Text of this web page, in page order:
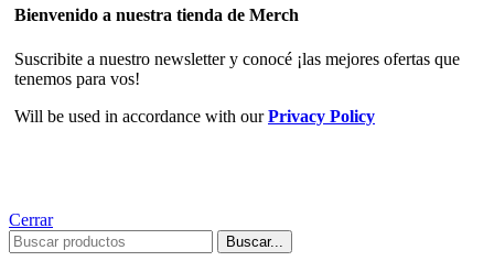
Bienvenido a nuestra tienda de Merch
Suscribite a nuestro newsletter y conocé ¡las mejores ofertas que
tenemos para vos!
Will be used in accordance with ourPrivacy Policy
Cerrar
Buscar...